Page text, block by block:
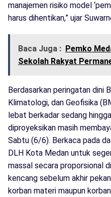
manajemen risiko model
harus dihentikan,” ujar
Baca Juga : Pemko
Sekolah Rakyat
​Berdasarkan peringatan dini
Klimatologi, dan Geofisika
lebat berkadar sedang
diproyeksikan masih
Sabtu (6/6). Berkaca pada
DLH Kota Medan untuk
massal secara proporsional
kencang sebelum akhir
korban materi maupun